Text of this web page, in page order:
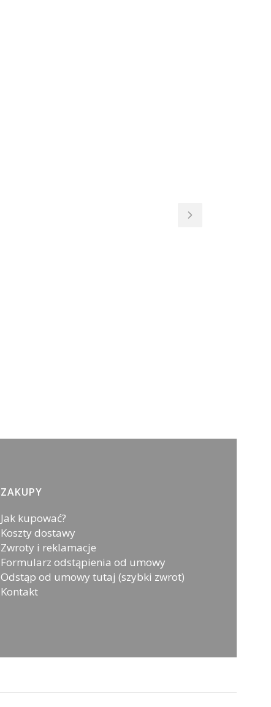
ZAKUPY
Jak kupować?
Koszty dostawy
Zwroty i reklamacje
Formularz odstąpienia od umowy
Odstąp od umowy tutaj (szybki zwrot)
Kontakt